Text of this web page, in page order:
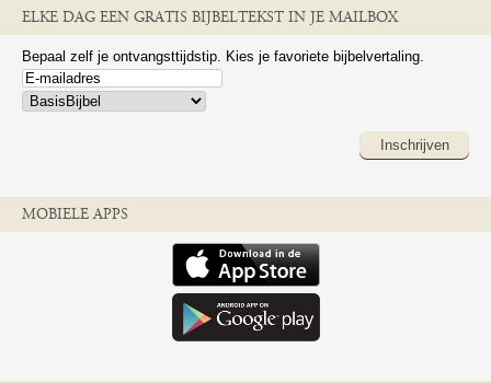
ELKE DAG EEN GRATIS BIJBELTEKST IN JE MAILBOX
Bepaal zelf je ontvangsttijdstip. Kies je favoriete bijbelvertaling.
Inschrijven
MOBIELE APPS